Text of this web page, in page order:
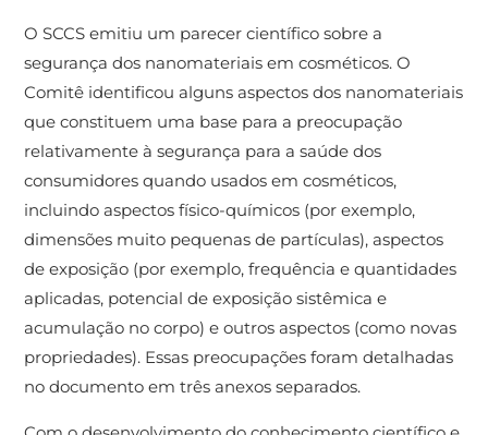
O SCCS emitiu um parecer científico sobre a
segurança dos nanomateriais em cosméticos. O
Comitê identificou alguns aspectos dos nanomateriais
que constituem uma base para a preocupação
relativamente à segurança para a saúde dos
consumidores quando usados ​​em cosméticos,
incluindo aspectos físico-químicos (por exemplo,
dimensões muito pequenas de partículas), aspectos
de exposição (por exemplo, frequência e quantidades
aplicadas, potencial de exposição sistêmica e
acumulação no corpo) e outros aspectos (como novas
propriedades). Essas preocupações foram detalhadas
no documento em três anexos separados.